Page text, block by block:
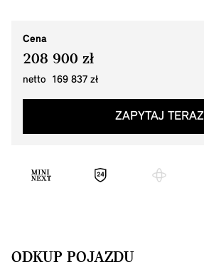
Cena
208 900 zł
netto 169 837 zł
ZAPYTAJ TERAZ
ODKUP POJAZDU